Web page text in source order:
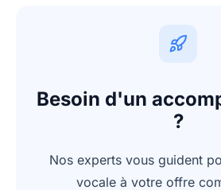
Besoin d'un
?
Nos experts vous guident
vocale à votre offre